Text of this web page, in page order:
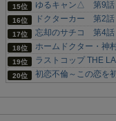
ゆるキャン△ 第9話
ドクターカー 第2話
忘却のサチコ 第4話
ホームドクター・神
ラストコップ THE
初恋不倫～この恋を